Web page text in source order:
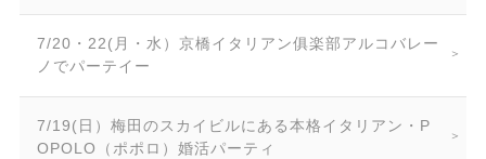
7/20・22(月・水）京橋イタリアン俱楽部アルコバレー
ノでパーテイー
7/19(日）梅田のスカイビルにある本格イタリアン・P
OPOLO（ポポロ）婚活パーティ